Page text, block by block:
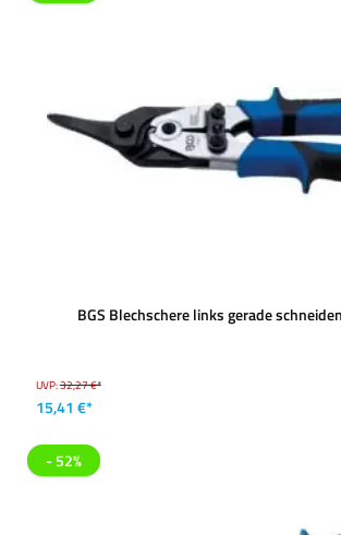
BGS Blechschere links gerade
UVP:32,27 €*
15,41 €*
- 52%